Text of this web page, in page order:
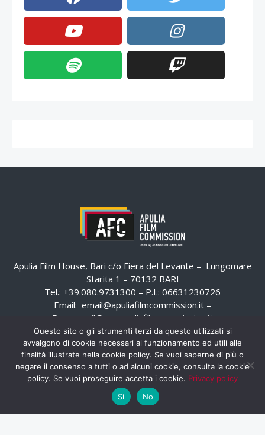
Apulia Film House, Bari c/o Fiera del Levante – Lungomare
Starita 1 – 70132 BARI
Tel.: +39.080.9731300 – P.I.: 06631230726
Email: email@apuliafilmcommission.it –
Pec:
email@pec.apuliafilmcommission.it
Questo sito o gli strumenti terzi da questo utilizzati si
avvalgono di cookie necessari al funzionamento ed utili alle
finalità illustrate nella cookie policy. Se vuoi saperne di più o
negare il consenso a tutti o ad alcuni cookie, consulta la cookie
policy. Se vuoi proseguire accetta i cookie. Privacy policy
Si
No